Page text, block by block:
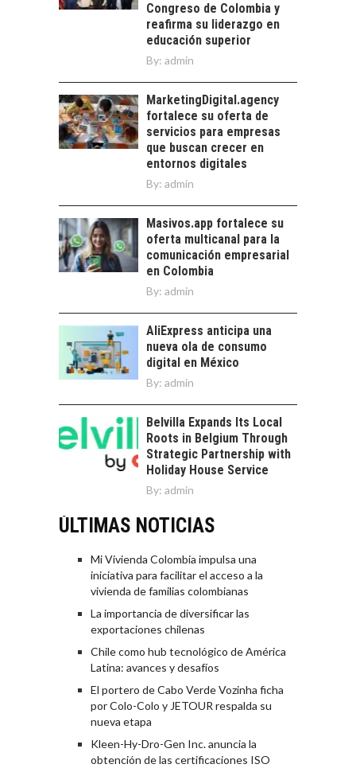
las empresas…
CHILE:
ALTERNATIVAS MÁS
ALLÁ DEL CRÉDITO
BANCARIO
pymes en Chile:
alternativas que
trascienden el
crédito…
Congreso de Colombia y
reafirma su liderazgo en
educación superior
By: admin
MarketingDigital.agency
fortalece su oferta de
servicios para empresas
que buscan crecer en
entornos digitales
By: admin
Masivos.app fortalece su
oferta multicanal para la
comunicación empresarial
en Colombia
By: admin
AliExpress anticipa una
nueva ola de consumo
digital en México
By: admin
Belvilla Expands Its Local
Roots in Belgium Through
Strategic Partnership with
Holiday House Service
By: admin
ÚLTIMAS NOTICIAS
Mi Vivienda Colombia impulsa una
iniciativa para facilitar el acceso a la
vivienda de familias colombianas
La importancia de diversificar las
exportaciones chilenas
Chile como hub tecnológico de América
Latina: avances y desafíos
El portero de Cabo Verde Vozinha ficha
por Colo-Colo y JETOUR respalda su
nueva etapa
Kleen-Hy-Dro-Gen Inc. anuncia la
obtención de las certificaciones ISO